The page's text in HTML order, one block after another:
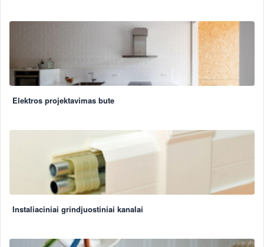
Elektros projektavimas bute
Instaliaciniai grindjuostiniai kanalai